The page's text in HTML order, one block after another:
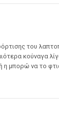
του
κούναγα
η μπορώ να το